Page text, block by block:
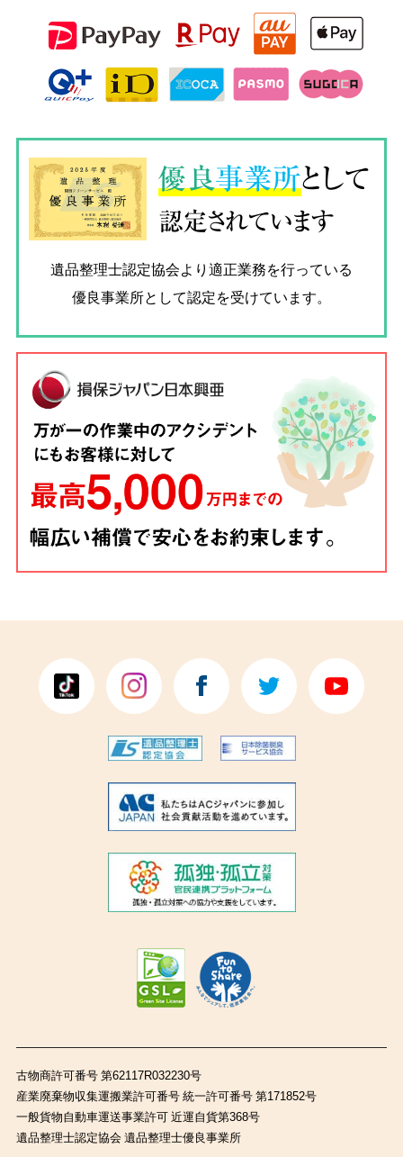
優良事業所として
認定されています
遺品整理士認定協会より適正業務を行っている
優良事業所として認定を受けています。
古物商許可番号 第62117R032230号
産業廃棄物収集運搬業許可番号 統一許可番号 第171852号
一般貨物自動車運送事業許可 近運自貨第368号
遺品整理士認定協会 遺品整理士優良事業所